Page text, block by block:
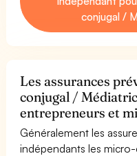
conjugal /
Les assurances
conjugal /
entrepreneurs et
Généralement les
indépendants les